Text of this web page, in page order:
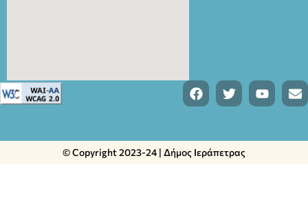
© Copyright 2023-24 | Δήμος Ιεράπετρας